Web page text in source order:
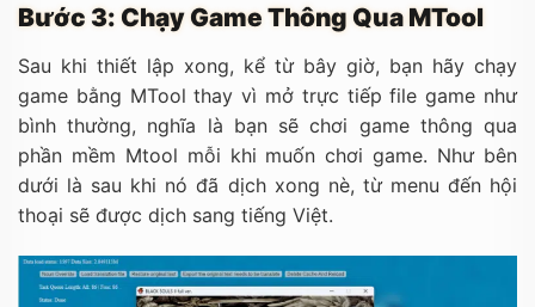
Bước 3: Chạy Game Thông Qua MTool
Sau khi thiết lập xong, kể từ bây giờ, bạn hãy chạy
game bằng MTool thay vì mở trực tiếp file game như
bình thường, nghĩa là bạn sẽ chơi game thông qua
phần mềm Mtool mỗi khi muốn chơi game. Như bên
dưới là sau khi nó đã dịch xong nè, từ menu đến hội
thoại sẽ được dịch sang tiếng Việt.